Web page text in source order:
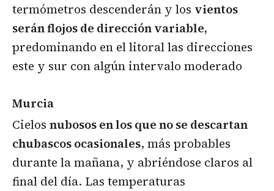
termómetros descenderán y los vientos
serán flojos de dirección variable,
predominando en el litoral las direcciones
este y sur con algún intervalo moderado
Murcia
Cielos nubosos en los que no se descartan
chubascos ocasionales, más probables
durante la mañana, y abriéndose claros al
final del día. Las temperaturas